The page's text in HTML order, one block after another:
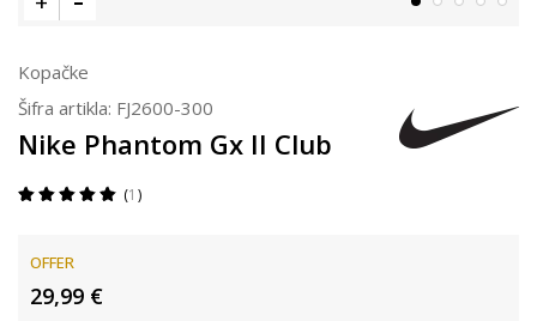
Kopačke
Šifra artikla: FJ2600-300
Nike Phantom Gx II Club
1
OFFER
29,99 €